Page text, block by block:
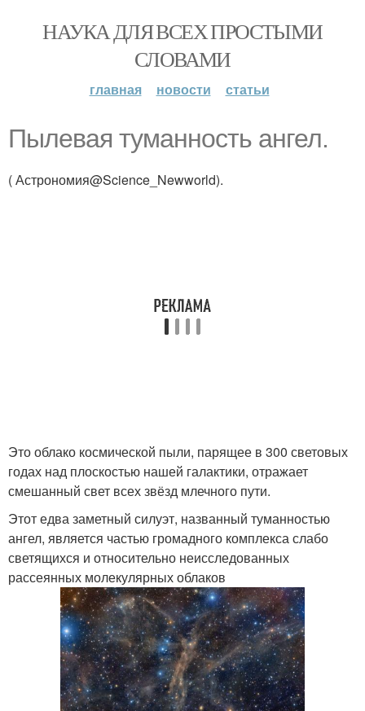
НАУКА ДЛЯ ВСЕХ ПРОСТЫМИ
СЛОВАМИ
главная новости статьи
Пылевая туманность ангел.
( Астрономия@Science_Newworld).
Это облако космической пыли, парящее в 300 световых
годах над плоскостью нашей галактики, отражает
смешанный свет всех звёзд млечного пути.
Этот едва заметный силуэт, названный туманностью
ангел, является частью громадного комплекса слабо
светящихся и относительно неисследованных
рассеянных молекулярных облаков